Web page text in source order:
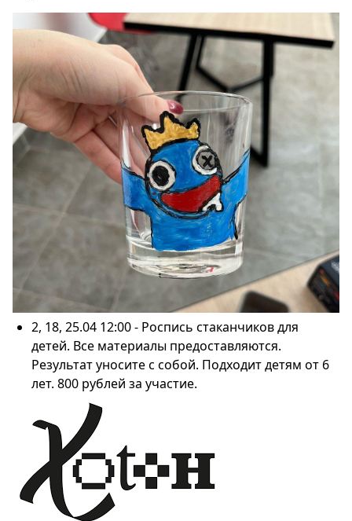
2, 18, 25.04 12:00 - Роспись стаканчиков для
детей. Все материалы предоставляются.
Результат уносите с собой. Подходит детям от 6
лет. 800 рублей за участие.